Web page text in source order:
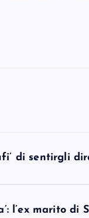
di sentirgli
l’ex marito